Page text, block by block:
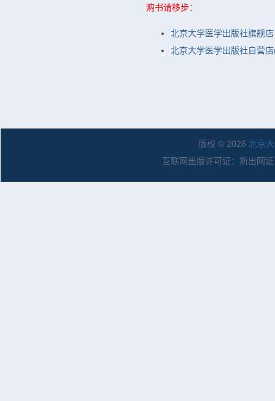
购书请移步：
北京大学医学出版社旗舰店
北京大学医学出版社自营
版权 © 2026 北京
互联网出版许可证：新出网